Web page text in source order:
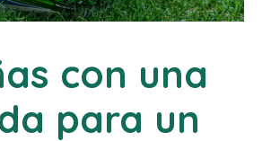
con una
para un